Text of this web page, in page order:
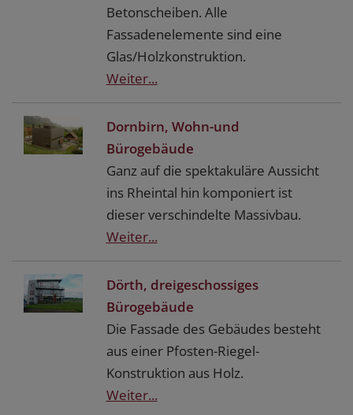
Betonscheiben. Alle
Fassadenelemente sind eine
Glas/Holzkonstruktion.
Weiter...
Dornbirn, Wohn-und
Bürogebäude
Ganz auf die spektakuläre Aussicht
ins Rheintal hin komponiert ist
dieser verschindelte Massivbau.
Weiter...
Dörth, dreigeschossiges
Bürogebäude
Die Fassade des Gebäudes besteht
aus einer Pfosten-Riegel-
Konstruktion aus Holz.
Weiter...